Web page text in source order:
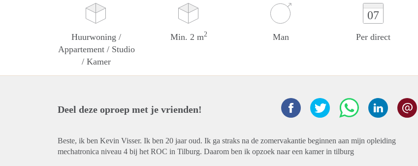
Huurwoning /
Appartement / Studio
/ Kamer
Min. 2 m2 Man
07
Per direct
Deel deze oproep met je vrienden!
Beste, ik ben Kevin Visser. Ik ben 20 jaar oud. Ik ga straks na de zomervakantie beginnen aan mijn opleiding
mechatronica niveau 4 bij het ROC in Tilburg. Daarom ben ik opzoek naar een kamer in tilburg